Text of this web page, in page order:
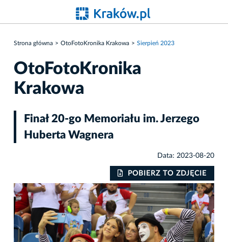
Strona główna OtoFotoKronika Krakowa Sierpień 2023
OtoFotoKronika
Krakowa
Finał 20-go Memoriału im. Jerzego
Huberta Wagnera
Data: 2023-08-20
POBIERZ TO ZDJĘCIE